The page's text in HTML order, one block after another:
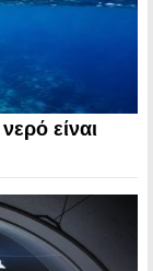
είναι